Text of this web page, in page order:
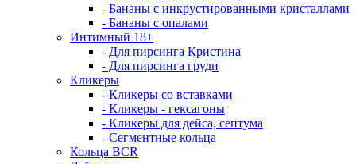
- Бананы с инкрустированными кристаллами
- Бананы с опалами
Интимный 18+
- Для пирсинга Кристина
- Для пирсинга груди
Кликеры
- Кликеры со вставками
- Кликеры - гексагоны
- Кликеры для дейса, септума
- Сегментные кольца
Кольца BCR